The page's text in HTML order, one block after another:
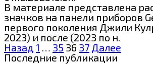
В материале представлена
значков на панели приборов
первого поколения Джили
2023) и после (2023 по н.
Пагинация
записей
Назад 1 … 35 36 37 Далее
Последние публикации